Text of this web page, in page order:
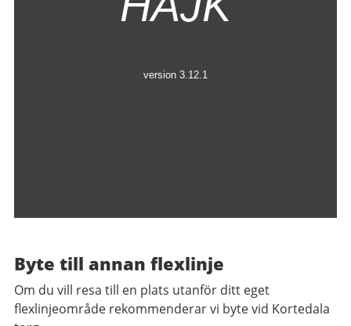
Byte till annan flexlinje
Om du vill resa till en plats utanför ditt eget
flexlinjeområde rekommenderar vi byte vid Kortedala